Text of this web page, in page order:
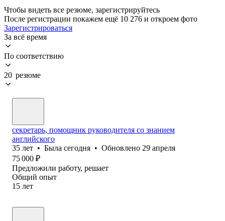
Чтобы видеть все резюме, зарегистрируйтесь
После регистрации покажем ещё 10 276 и откроем фото
Зарегистрироваться
За всё время
По соответствию
20 резюме
секретарь, помощник руководителя со знанием
английского
35 лет • Была сегодня • Обновлено 29 апреля
75 000 ₽
Предложили работу, решает
Общий опыт
15 лет